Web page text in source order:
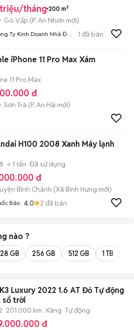
tháng 200 m²
Gò Vấp (P. An Nhơn mới)
Ty Kinh Doanh Nhà Đất
1 đã bán
iPhone 11 Pro Max Xám
11 Pro Max
đ
Sơn Trà (P. An Hải mới)
H100 2008 Xanh Máy lạnh
< 1 tấn Đã sử dụng
đ
Bình Chánh (Xã Bình Hưng mới)
Bảo 4.0 2 đã bán
nào ?
GB 256 GB 512 GB 1 TB
Luxury 2022 1.6 AT Đỏ Tự động
sổ trời
201.000 km Xăng Tự động
đ